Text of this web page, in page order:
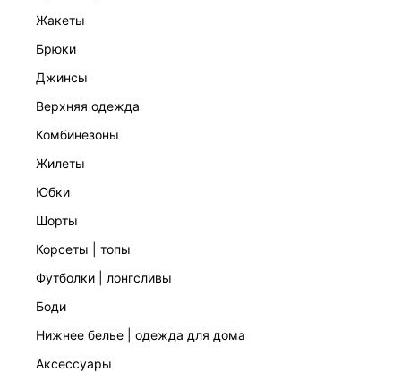
жакеты
брюки
джинсы
верхняя одежда
комбинезоны
жилеты
юбки
шорты
корсеты | топы
футболки | лонгсливы
боди
нижнее белье | одежда для дома
аксессуары
ЭКСКЛЮЗИВНО ОНЛАЙН